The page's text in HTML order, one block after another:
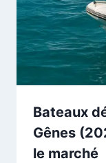
Bateaux
Gênes
le marché